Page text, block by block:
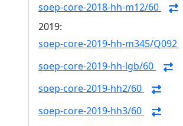
soep-core-2018-hh-m12/60
2019:
soep-core-2019-hh-m345/Q092
soep-core-2019-hh-lgb/60
soep-core-2019-hh2/60
soep-core-2019-hh3/60